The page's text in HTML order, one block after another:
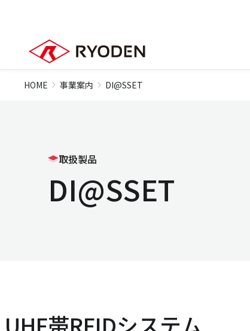
HOME 事業案内 DI@SSET
取扱製品
DI@SSET
UHF帯RFIDシステム